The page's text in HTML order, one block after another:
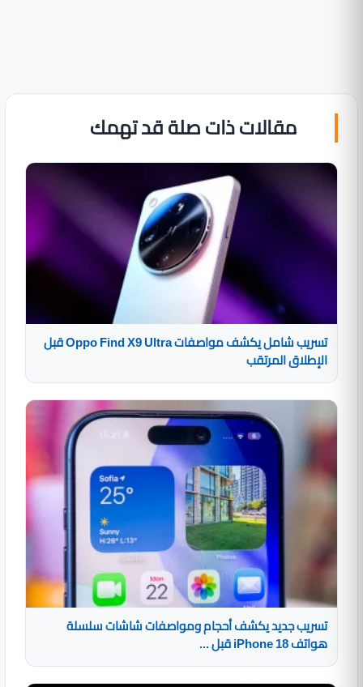
مقالات ذات صلة قد تهمك
تسريب شامل يكشف مواصفات Oppo Find X9 Ultra قبل
الإطلاق المرتقب
تسريب جديد يكشف أحجام ومواصفات شاشات سلسلة
هواتف iPhone 18 قبل ...